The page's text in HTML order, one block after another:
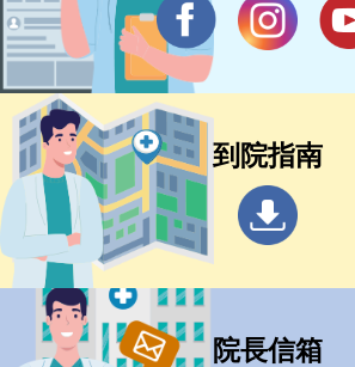
到院指南
院長信箱